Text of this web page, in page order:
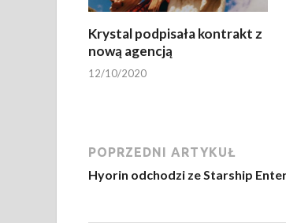
Krystal podpisała kontrakt z
nową agencją
12/10/2020
POPRZEDNI ARTYKUŁ
Hyorin odchodzi ze Starship